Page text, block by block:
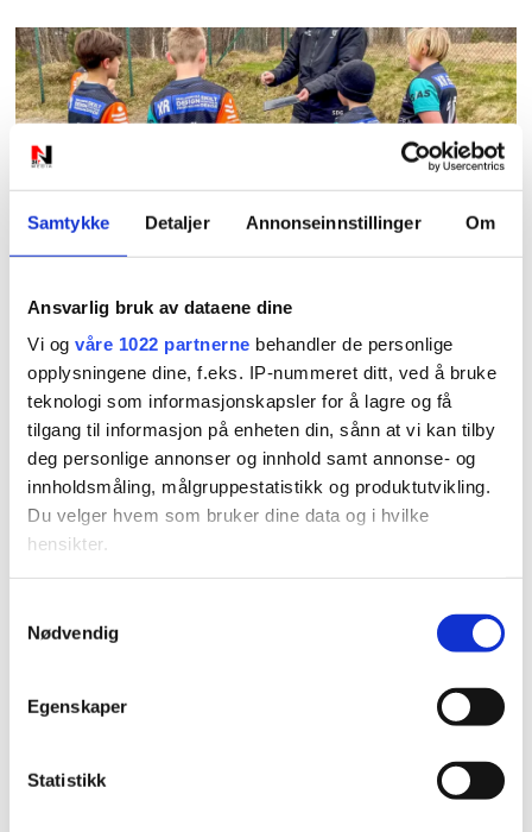
Samtykke Detaljer Annonseinnstillinger Om
Ansvarlig bruk av dataene dine
Vi og våre 1022 partnerne behandler de personlige
opplysningene dine, f.eks. IP-nummeret ditt, ved å bruke
teknologi som informasjonskapsler for å lagre og få
tilgang til informasjon på enheten din, sånn at vi kan tilby
deg personlige annonser og innhold samt annonse- og
innholdsmåling, målgruppestatistikk og produktutvikling.
Du velger hvem som bruker dine data og i hvilke
hensikter.
Innhente informasjon om den geografiske
Identifisere enheten din ved å aktivt skanne den for
Undermer info
kan du lese om hvordan dine personlige
Nødvendig
Egenskaper
Statistikk
PLUS
NFF advarer etter Høllen
FK-boikotten: Kan miste
plassen i serien
PLUS
Det er ikke bare burgerne
som får oppmerksomhet: